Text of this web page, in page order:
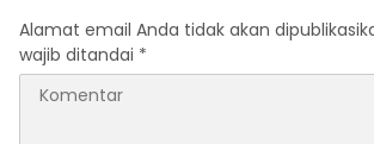
Alamat email Anda tidak akan
wajib ditandai *